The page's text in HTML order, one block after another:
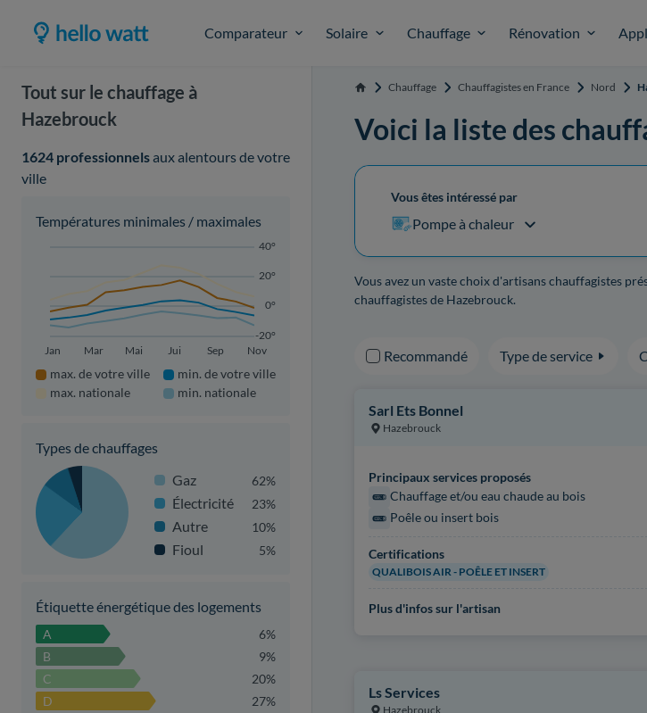
Comparateur Solaire Chauffage Rénovation
Tout sur le chauffage à
Hazebrouck
1624 professionnelsaux alentours de votre
ville
Températures minimales / maximales
-20°
0°
20°
40°
Jan Mar Mai Jui Sep Nov
max. de votre ville
max. nationale
min. de votre ville
min. nationale
Types de chauffages
Gaz
62%
Électricité 23%
Autre 10%
Fioul 5%
Étiquette énergétique des logements
A
6%
B
9%
C
20%
D
27%
Accueil Chauffage Chauffagistes en France Nord
Voici la liste des
Vous êtes intéressé par
Pompe à chaleur
Vous avez un vaste choix d'artisans chauffagistes
chauffagistes de Hazebrouck.
Recommandé Type de service
Sarl Ets Bonnel
Hazebrouck
Principaux services proposés
Chauffage et/ou eau chaude au bois
Poêle ou insert bois
Certifications
QUALIBOIS AIR - POÊLE ET INSERT
Plus d'infos sur l'artisan
Ls Services
Hazebrouck